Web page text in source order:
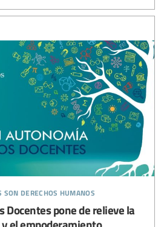
derechos humanos
Docentes pone de relieve la